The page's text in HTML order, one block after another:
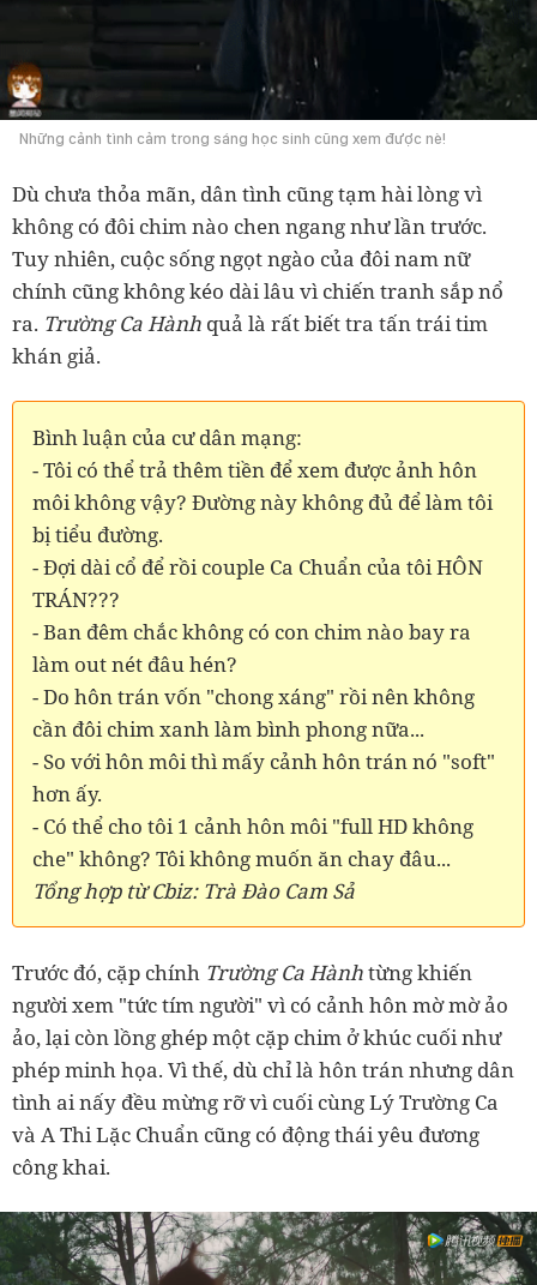
Những cảnh tình cảm trong sáng học sinh cũng xem được nè!
Dù chưa thỏa mãn, dân tình cũng tạm hài lòng vì
không có đôi chim nào chen ngang như lần trước.
Tuy nhiên, cuộc sống ngọt ngào của đôi nam nữ
chính cũng không kéo dài lâu vì chiến tranh sắp nổ
ra. Trường Ca Hành quả là rất biết tra tấn trái tim
khán giả.
Bình luận của cư dân mạng:
- Tôi có thể trả thêm tiền để xem được ảnh hôn
môi không vậy? Đường này không đủ để làm tôi
bị tiểu đường.
- Đợi dài cổ để rồi couple Ca Chuẩn của tôi HÔN
TRÁN???
- Ban đêm chắc không có con chim nào bay ra
làm out nét đâu hén?
- Do hôn trán vốn "chong xáng" rồi nên không
cần đôi chim xanh làm bình phong nữa...
- So với hôn môi thì mấy cảnh hôn trán nó "soft"
hơn ấy.
- Có thể cho tôi 1 cảnh hôn môi "full HD không
che" không? Tôi không muốn ăn chay đâu...
Tổng hợp từCbiz: Trà Đào Cam Sả
Trước đó, cặp chính Trường Ca Hànhtừng khiến
người xem "tức tím người" vì có cảnh hôn mờ mờ ảo
ảo, lại còn lồng ghép một cặp chim ở khúc cuối như
phép minh họa. Vì thế, dù chỉ là hôn trán nhưng dân
tình ai nấy đều mừng rỡ vì cuối cùng Lý Trường Ca
và A Thi Lặc Chuẩn cũng có động thái yêu đương
công khai.